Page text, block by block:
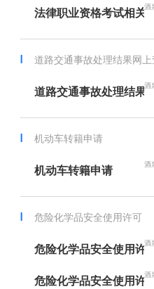
法律职业资格考试相关酒
道路交通事故处理结果网上
道路交通事故处理结果 酒
机动车转籍申请
机动车转籍申请 酒
危险化学品安全使用许可
危险化学品安全使用许
危险化学品安全使用许